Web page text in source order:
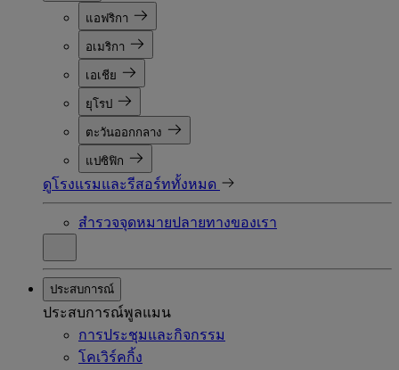
แอฟริกา
อเมริกา
เอเชีย
ยุโรป
ตะวันออกกลาง
แปซิฟิก
ดูโรงแรมและรีสอร์ททั้งหมด
สำรวจจุดหมายปลายทางของเรา
ประสบการณ์
ประสบการณ์พูลแมน
การประชุมและกิจกรรม
โคเวิร์คกิ้ง